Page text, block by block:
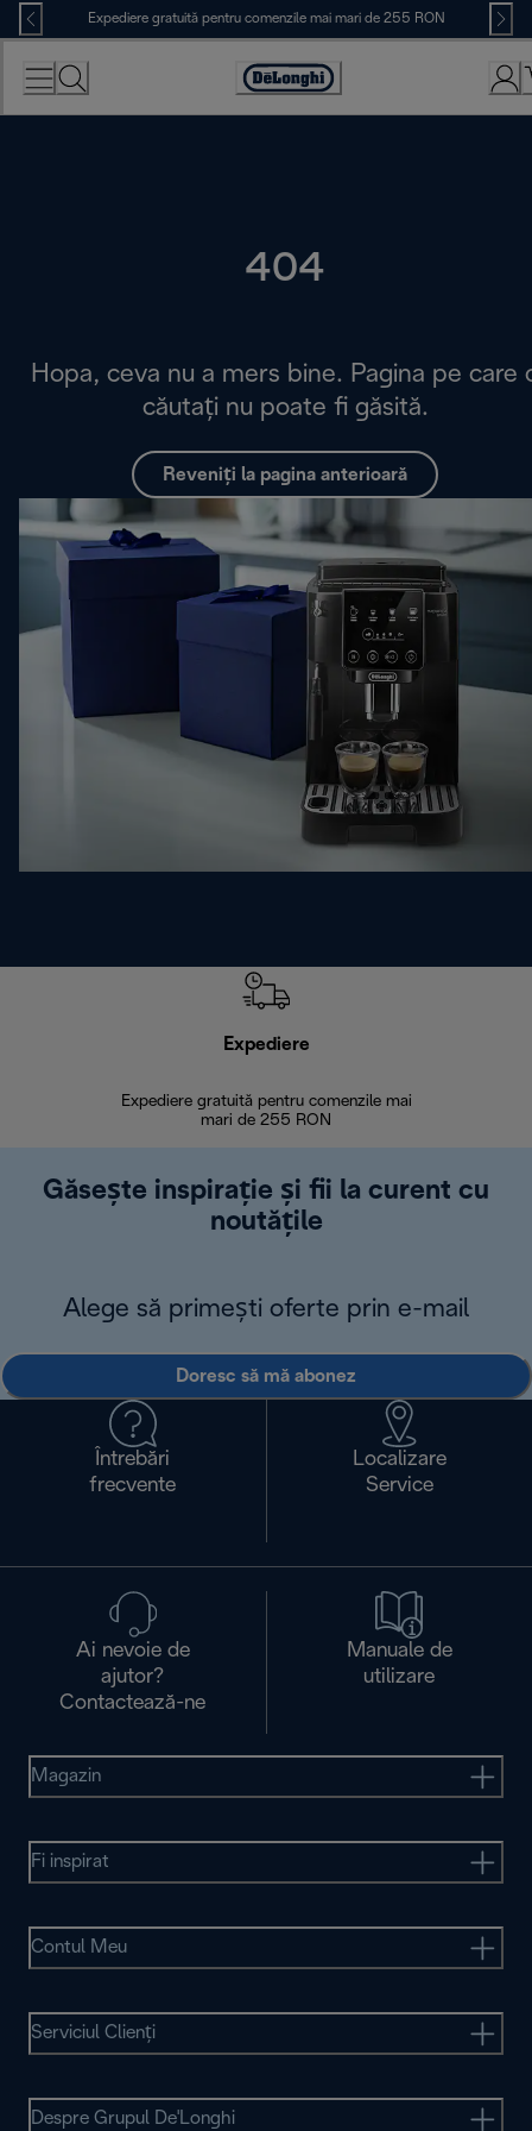
Skip
to
Content
Expediere gratuită pentru comenzile mai mari de 255 RON
Accessibility
Statement
404
Hopa, ceva nu a mers bine. Pagina pe care
căutați nu poate fi găsită.
Reveniți la pagina anterioară
Expediere
Expediere gratuită pentru comenzile mai
mari de 255 RON
Găsește inspirație și fii la curent cu
noutățile
Alege să primești oferte prin e-mail
Doresc să mă abonez
Întrebări
frecvente
Localizare
Service
Ai nevoie de
ajutor?
Contactează-ne
Manuale de
utilizare
Magazin
Fi inspirat
Contul Meu
Serviciul Clienţi
Despre Grupul De'Longhi